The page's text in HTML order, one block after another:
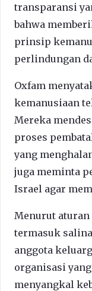
transparansi
bahwa
prinsip
perlindungan
Oxfam
kemanusiaan
Mereka
proses
yang
juga meminta
Israel agar
Menurut
termasuk
anggota
organisasi
menyangkal